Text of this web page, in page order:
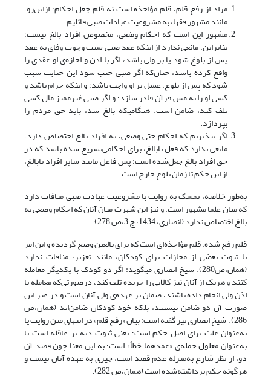
مراد از رفع قلم، قلم مؤاخذه است نه قلم جعل احکام؛ ازاین‌رو،
مانند مشهور فقها، به مشروعیت عبادات صبی قائلیم.
مشهور این است که احکام وضعی، مخصوص افراد بالغ نیست؛
بنابراین، مانعی ندارد از اینکه عقد صبی سبب وجوب وفای به عقد
پس از بلوغ شود یا بر ولی باشد، اگر با اذن و اجازه‌ی او عقدی را
واقع کرده باشد، چنان‌که اگر صبی جنب شود این جنابت سبب
شود که پس از بلوغ، غسل بر او واجب باشد؛ و اینکه حرام باشد و
کسی او را به مس قرآن قادر سازد؛ و اگر صبی غیرممیز مال کسی
تلف کند، ضامن است. هنگامی­که بالغ شد، باید حق مردم را
بپردازد.
اگر بپذیریم که احکام حتی وضعی، به افراد بالغ اختصاص دارد،
مانعی ندارد که فعل نابالغ، برای احکامی‌‌تشریع شده باشد که در
حق افراد بالغ جعل‌شده است؛ پس فاعل مانند سایر افراد نابالغ،
از این حکم تا زمان بلوغ خارج است.
به‌طور خلاصه، تمسک به روایت با مشروعیت عبادت صبی منافات دارد
که میان علما مشهور است، و نیز این شهرت میان آنان که احکام وضعی به
بالغ اختصاص ندارد (انصاری، 1434، ج 3،ص 278).
قلم رفع شده، قلم مؤاخذه‌ای است که برای بالغین وضع گردیده و این امر
با ثبوت بعضی از مجازات برای کودکان، مانند تعزیر، منافات ندارد
(همان،ص280). شیخ انصاری می­گوید: اگر دو کودک با یکدیگر معامله
کنند و هریک از آنان نیز کالایی را خریده تلف کند، درصورتی‌که معامله با
اذن ولی انجام داده باشند، ضمان بر عهده‌ی ولی آنان است و در غیر این
صورت آن دو ضامن نیستند، بلکه خود کودکان ضامن‌اند (همان،ص
286). شیخ انصاری نیز گفته است: بیان «رفع قلم» در انتهای متن روایت یا
به‌عنوان علت برای اصل حکم است؛ یعنی ثبوت دیه بر عاقله است یا
به‌عنوان معلول جمله‌ی «عمدهما خطأ» است؛ به این معنا چون قصد آن
دو، از نظر شارع به‌منزله عدم قصد است، چیزی به عهده آنان نیست و
هرگونه حکم برداشته‌شده است (همان،ص 282).